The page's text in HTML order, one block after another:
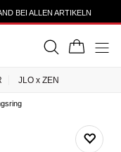
BEI ALLEN ARTIKELN
JLO x ZEN